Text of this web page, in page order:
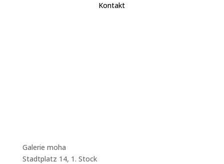
Kontakt
Galerie moha
Stadtplatz 14, 1. Stock